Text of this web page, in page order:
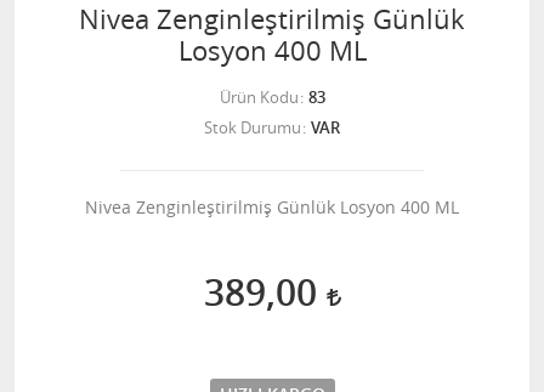
Nivea Zenginleştirilmiş Günlük
Losyon 400 ML
Ürün Kodu 83
Stok Durumu VAR
Nivea Zenginleştirilmiş Günlük Losyon 400 ML
389,00